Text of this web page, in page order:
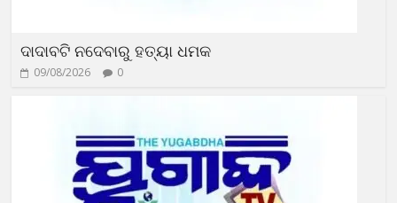
ଦାଦାବଟି ନଦେବାରୁ ହତ୍ୟା ଧମକ
09/08/2026 0